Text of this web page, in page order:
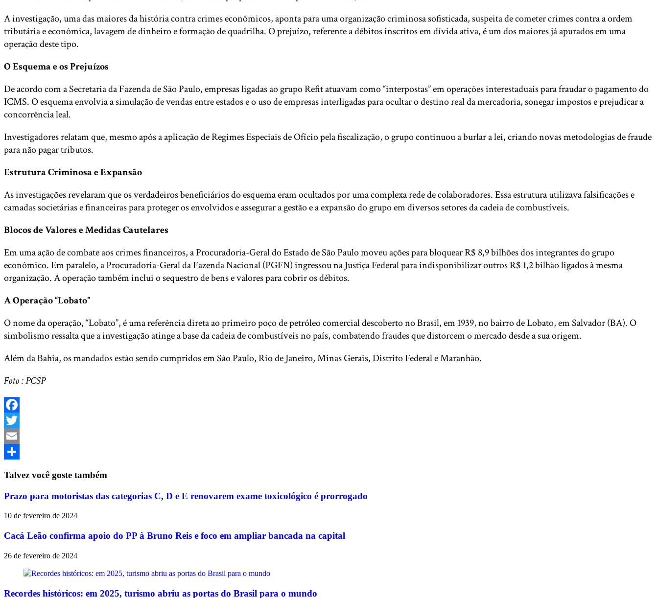
A investigação, uma das maiores da história contra crimes econômicos, aponta para uma organização criminosa sofisticada, suspeita de cometer crimes contra a ordem
tributária e econômica, lavagem de dinheiro e formação de quadrilha. O prejuízo, referente a débitos inscritos em dívida ativa, é um dos maiores já apurados em uma
operação deste tipo.
O Esquema e os Prejuízos
De acordo com a Secretaria da Fazenda de São Paulo, empresas ligadas ao grupo Refit atuavam como “interpostas” em operações interestaduais para fraudar o pagamento do
ICMS. O esquema envolvia a simulação de vendas entre estados e o uso de empresas interligadas para ocultar o destino real da mercadoria, sonegar impostos e prejudicar a
concorrência leal.
Investigadores relatam que, mesmo após a aplicação de Regimes Especiais de Ofício pela fiscalização, o grupo continuou a burlar a lei, criando novas metodologias de fraude
para não pagar tributos.
Estrutura Criminosa e Expansão
As investigações revelaram que os verdadeiros beneficiários do esquema eram ocultados por uma complexa rede de colaboradores. Essa estrutura utilizava falsificações e
camadas societárias e financeiras para proteger os envolvidos e assegurar a gestão e a expansão do grupo em diversos setores da cadeia de combustíveis.
Blocos de Valores e Medidas Cautelares
Em uma ação de combate aos crimes financeiros, a Procuradoria-Geral do Estado de São Paulo moveu ações para bloquear R$ 8,9 bilhões dos integrantes do grupo
econômico. Em paralelo, a Procuradoria-Geral da Fazenda Nacional (PGFN) ingressou na Justiça Federal para indisponibilizar outros R$ 1,2 bilhão ligados à mesma
organização. A operação também inclui o sequestro de bens e valores para cobrir os débitos.
A Operação “Lobato”
O nome da operação, “Lobato”, é uma referência direta ao primeiro poço de petróleo comercial descoberto no Brasil, em 1939, no bairro de Lobato, em Salvador (BA). O
simbolismo ressalta que a investigação atinge a base da cadeia de combustíveis no país, combatendo fraudes que distorcem o mercado desde a sua origem.
Além da Bahia, os mandados estão sendo cumpridos em São Paulo, Rio de Janeiro, Minas Gerais, Distrito Federal e Maranhão.
Foto : PCSP
Facebook
Twitter
Email
Talvez você goste também
Prazo para motoristas das categorias C, D e E renovarem exame toxicológico é prorrogado
10 de fevereiro de 2024
Cacá Leão confirma apoio do PP à Bruno Reis e foco em ampliar bancada na capital
26 de fevereiro de 2024
Recordes históricos: em 2025, turismo abriu as portas do Brasil para o mundo